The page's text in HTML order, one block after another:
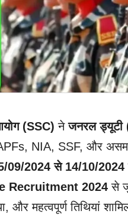
(SSC) नेजनरल ड्यूटी
NIA, SSF, और
09/2024 से 14/10/2024
Recruitment 2024 से
और महत्वपूर्ण तिथियां